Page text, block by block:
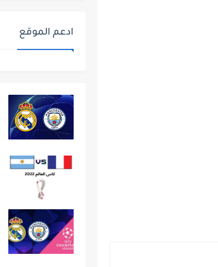
ادعم الموقع